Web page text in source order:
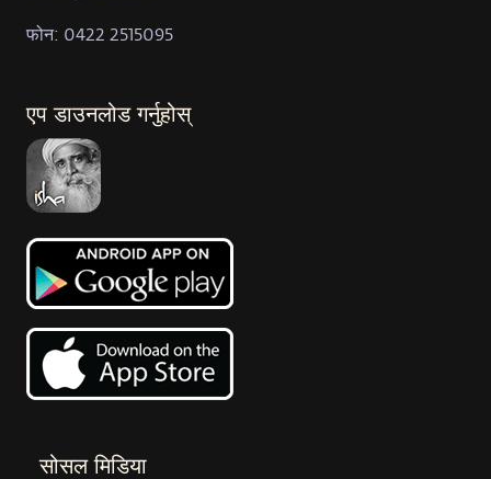
फोन: 0422 2515095
एप डाउनलोड गर्नुहोस्
सोसल मिडिया